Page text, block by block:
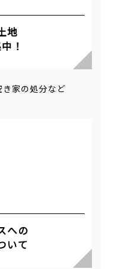
地
！
家の処分など
への
いて